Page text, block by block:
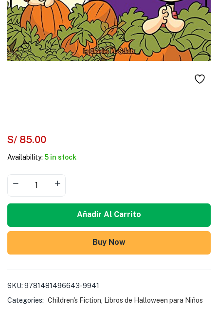
S/ 85.00
Availability: 5 in stock
Añadir Al Carrito
Buy Now
SKU: 9781481496643-9941
Categories: Children's Fiction
Libros de Halloween para Niños